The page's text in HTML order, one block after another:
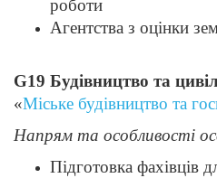
роботи
Агентства з оцінки
G19 Будівництво та
«Міське будівництво та
Напрям та особливості
Підготовка фахівців